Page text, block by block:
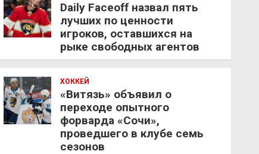
Daily Faceoff назвал пять
лучших по ценности
игроков, оставшихся на
рыке свободных агентов
ХОККЕЙ
«Витязь» объявил о
переходе опытного
форварда «Сочи»,
проведшего в клубе семь
сезонов